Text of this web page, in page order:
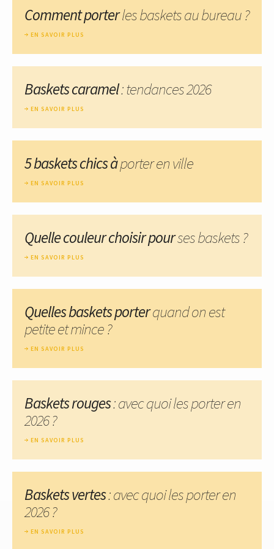
Comment porterles baskets au bureau ?
EN SAVOIR PLUS
Baskets caramel: tendances 2026
EN SAVOIR PLUS
5 baskets chics àporter en ville
EN SAVOIR PLUS
Quelle couleur choisir pourses baskets ?
EN SAVOIR PLUS
Quelles baskets porterquand on est
petite et mince ?
EN SAVOIR PLUS
Baskets rouges: avec quoi les porter en
2026 ?
EN SAVOIR PLUS
Baskets vertes: avec quoi les porter en
2026 ?
EN SAVOIR PLUS